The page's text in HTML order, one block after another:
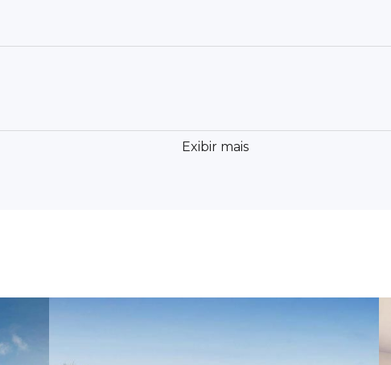
Exibir mais